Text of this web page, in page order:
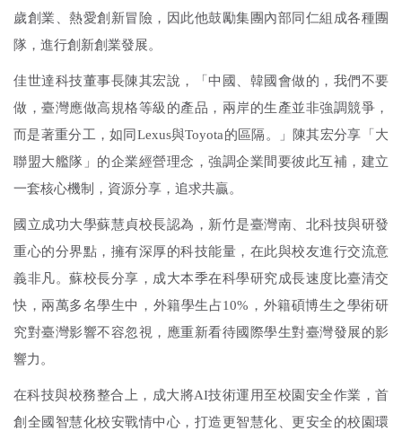
相關連結
文件下載
2026 BioAsia亞洲生技大展
歲創業、熱愛創新冒險，因此他鼓勵集團內部同仁組成各種團
隊，進行創新創業發展。
佳世達科技董事長陳其宏說，「中國、韓國會做的，我們不要
做，臺灣應做高規格等級的產品，兩岸的生產並非強調競爭，
而是著重分工，如同Lexus與Toyota的區隔。」陳其宏分享「大
聯盟大艦隊」的企業經營理念，強調企業間要彼此互補，建立
一套核心機制，資源分享，追求共贏。
國立成功大學蘇慧貞校長認為，新竹是臺灣南、北科技與研發
重心的分界點，擁有深厚的科技能量，在此與校友進行交流意
義非凡。蘇校長分享，成大本季在科學研究成長速度比臺清交
快，兩萬多名學生中，外籍學生占10%，外籍碩博生之學術研
究對臺灣影響不容忽視，應重新看待國際學生對臺灣發展的影
響力。
在科技與校務整合上，成大將AI技術運用至校園安全作業，首
創全國智慧化校安戰情中心，打造更智慧化、更安全的校園環